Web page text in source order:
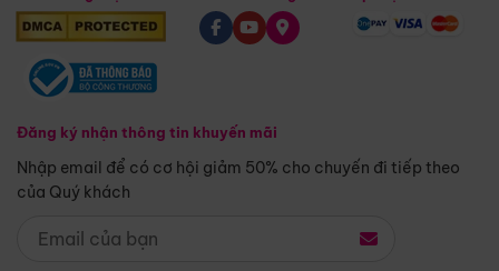
Đăng ký nhận thông tin khuyến mãi
Nhập email để có cơ hội giảm 50% cho chuyến đi tiếp theo
của Quý khách